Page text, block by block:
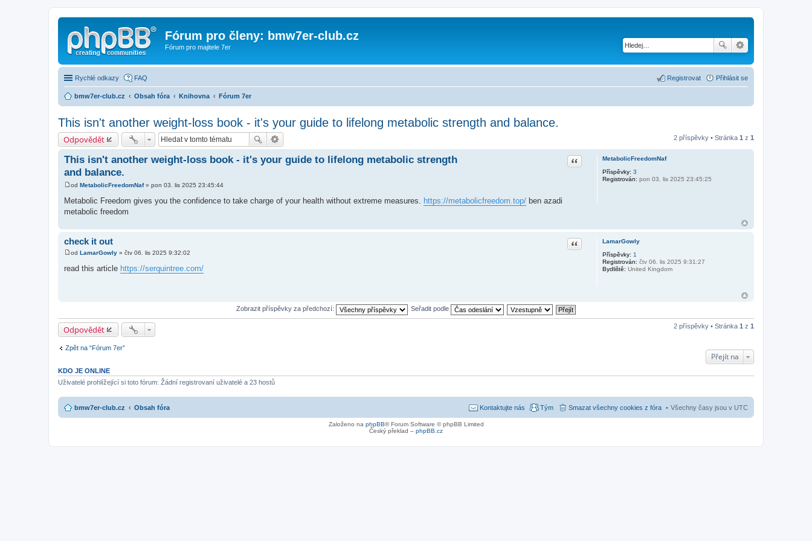
Fórum pro členy: bmw7er-club.cz
Fórum pro majitele 7er
Rychlé odkazy FAQ Přihlásit se
Registrovat
bmw7er-club.cz Obsah fóra Knihovna Fórum 7er
This isn't another weight-loss book - it's your guide to lifelong metabolic strength and balance.
Odpovědět 2 příspěvky • Stránka 1 z 1
MetabolicFreedomNaf
Příspěvky: 3
Registrován: pon 03. lis 2025 23:45:25
This isn't another weight-loss book - it's your guide to lifelong metabolic strength
and balance.
Citace
í
s
e
od MetabolicFreedomNaf» pon 03. lis 2025 23:45:44
Metabolic Freedom gives you the confidence to take charge of your health without extreme measures. https://metabolicfreedom.top/ ben azadi
metabolic freedom
LamarGowly
Příspěvky: 1
Registrován: čtv 06. lis 2025 9:31:27
Bydliště: United Kingdom
check it out Citace
í
od LamarGowly » čtv 06. lis 2025 9:32:02
read this article https://serquintree.com/
Zobrazit příspěvky za předchozí: Seřadit podle
Odpovědět 2 příspěvky • Stránka 1 z 1
Zpět na “Fórum 7er”
Přejít na
KDO JE ONLINE
Uživatelé prohlížející si toto fórum: Žádní registrovaní uživatelé a 23 hostů
bmw7er-club.cz Obsah fóra Všechny časy jsou v UTC
Smazat všechny cookies z fóra
Tým
Kontaktujte nás
Založeno na phpBB® Forum Software © phpBB Limited
Český překlad – phpBB.cz